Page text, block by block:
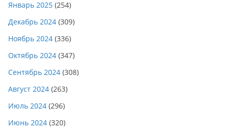
Январь 2025 (254)
Декабрь 2024 (309)
Ноябрь 2024 (336)
Октябрь 2024 (347)
Сентябрь 2024 (308)
Август 2024 (263)
Июль 2024 (296)
Июнь 2024 (320)